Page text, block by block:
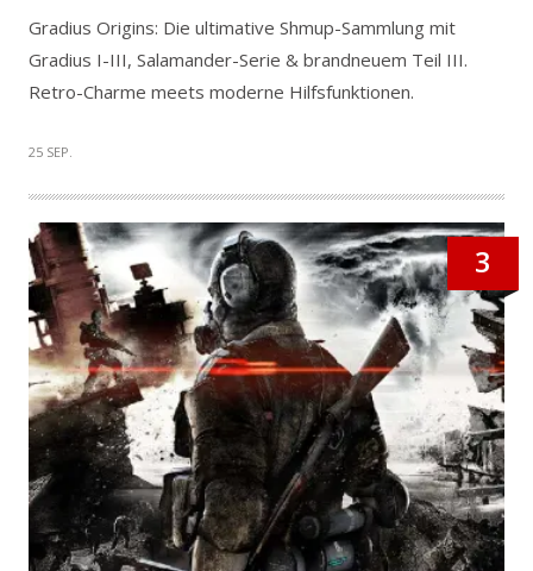
Gradius Origins: Die ultimative Shmup-Sammlung mit
Gradius I-III, Salamander-Serie & brandneuem Teil III.
Retro-Charme meets moderne Hilfsfunktionen.
25 SEP.
3